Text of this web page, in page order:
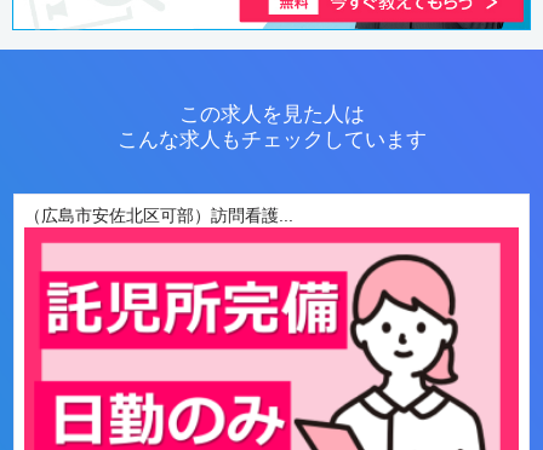
この求人を見た人は
こんな求人もチェックしています
（広島市安佐北区可部）訪問看護...